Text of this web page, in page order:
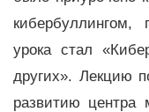
кибербуллингом,
урока стал
других». Лекцию
развитию центра